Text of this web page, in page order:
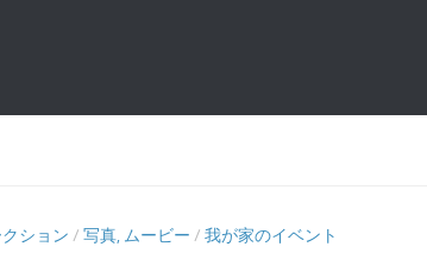
ション / 写真, ムービー / 我が家のイベント